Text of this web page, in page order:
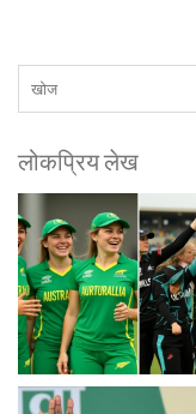
लोकप्रिय लेख